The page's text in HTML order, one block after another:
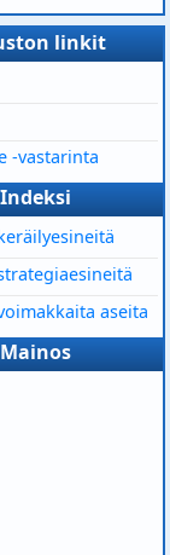
linkit
-vastarinta
Indeksi
aseita
Mainos